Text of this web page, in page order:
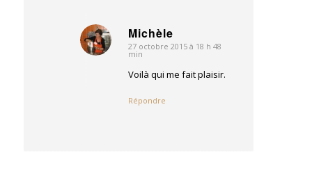
Michèle
dit
27 octobre 2015 à 18 h 48
min
Voilà qui me fait plaisir.
Répondre